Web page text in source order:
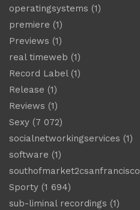
operatingsystems (1)
premiere (1)
Previews (1)
real timeweb (1)
Record Label(1)
Release (1)
Reviews (1)
Sexy (7 072)
socialnetworkingservices (1)
software (1)
southofmarket2csanfrancisco
Sporty (1 694)
sub-liminal recordings (1)